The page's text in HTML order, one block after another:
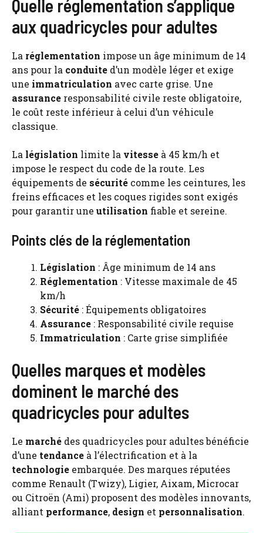
Quelle réglementation s’applique
aux quadricycles pour adultes
La réglementation impose un âge minimum de 14
ans pour la conduite d’un modèle léger et exige
une immatriculation avec carte grise. Une
assurance responsabilité civile reste obligatoire,
le coût reste inférieur à celui d’un véhicule
classique.
La législation limite la vitesse à 45 km/h et
impose le respect du code de la route. Les
équipements de sécurité comme les ceintures, les
freins efficaces et les coques rigides sont exigés
pour garantir une utilisation fiable et sereine.
Points clés de la réglementation
Législation : Âge minimum de 14 ans
Réglementation : Vitesse maximale de 45
km/h
Sécurité : Équipements obligatoires
Assurance : Responsabilité civile requise
Immatriculation : Carte grise simplifiée
Quelles marques et modèles
dominent le marché des
quadricycles pour adultes
Le marché des quadricycles pour adultes bénéficie
d’une tendance à l’électrification et à la
technologie embarquée. Des marques réputées
comme Renault (Twizy), Ligier, Aixam, Microcar
ou Citroën (Ami) proposent des modèles innovants,
alliant performance, design et personnalisation.